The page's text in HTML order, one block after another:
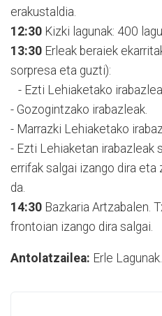
erakustaldia.
12:30 Kizki lagunak: 400
13:30 Erleak beraiek
sorpresa eta guzti):
- Ezti Lehiaketako
- Gozogintzako irabazleak.
- Marrazki Lehiaketako
- Ezti Lehiaketan irabazleak
errifak salgai izango dira
da.
14:30 Bazkaria Artzabalen.
frontoian izango dira salgai.
Antolatzailea: Erle Lagunak.